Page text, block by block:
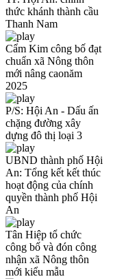
thức khánh thành cầu
Thanh Nam
Cẩm Kim công bố đạt
chuẩn xã Nông thôn
mới nâng caonăm
2025
P/S: Hội An - Dấu ấn
chặng đường xây
dựng đô thị loại 3
UBND thành phố Hội
An: Tổng kết kết thúc
hoạt động của chính
quyền thành phố Hội
An
Tân Hiệp tổ chức
công bố và đón công
nhận xã Nông thôn
mới kiểu mẫu